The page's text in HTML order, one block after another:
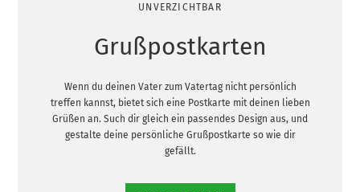
UNVERZICHTBAR
Grußpostkarten
Wenn du deinen Vater zum Vatertag nicht persönlich
treffen kannst, bietet sich eine Postkarte mit deinen lieben
Grüßen an. Such dir gleich ein passendes Design aus, und
gestalte deine persönliche Grußpostkarte so wie dir
gefällt.